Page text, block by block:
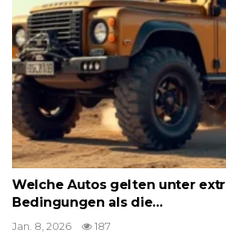
Welche Autos gelten unter
Bedingungen als die…
Jan. 8, 2026 187